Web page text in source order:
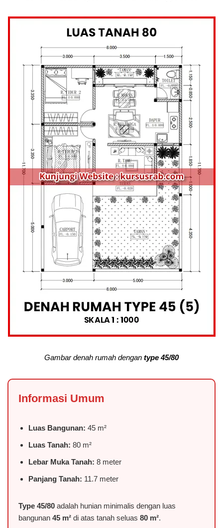
Gambar denah rumah dengan type 45/80
Informasi Umum
Luas Bangunan: 45 m²
Luas Tanah: 80 m²
Lebar Muka Tanah: 8 meter
Panjang Tanah: 11.7 meter
Type 45/80 adalah hunian minimalis dengan luas
bangunan 45 m² di atas tanah seluas 80 m².